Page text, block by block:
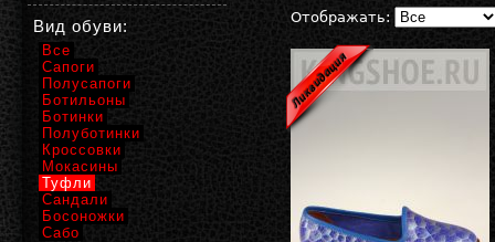
Отображать:
Вид обуви:
Все
Сапоги
Полусапоги
Ботильоны
Ботинки
Полуботинки
Кроссовки
Мокасины
Туфли
Сандали
Босоножки
Сабо